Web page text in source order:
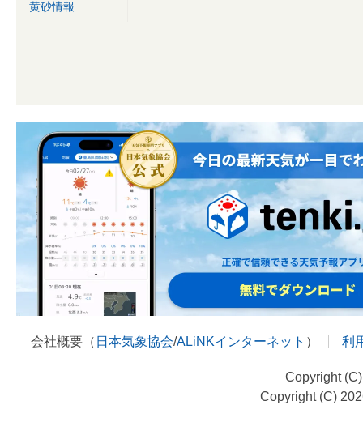
黄砂情報
会社概要（ 日本気象協会/ALiNKインターネット ） 利
Copyright
Copyright (C)